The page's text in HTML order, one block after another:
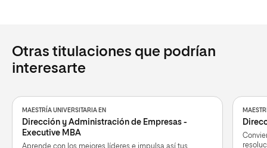
Otras titulaciones que podrían
interesarte
MAESTRÍA UNIVERSITARIA EN
Dirección y Administración de Empresas -
Executive MBA